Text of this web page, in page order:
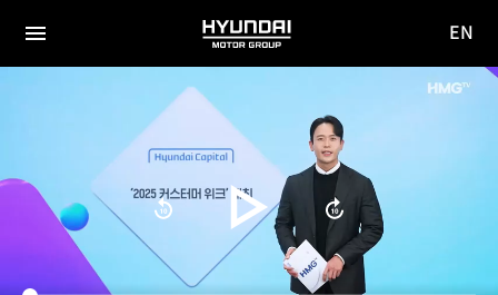
전체
HYUNDAI
MOTOR
GROUP
사이
EN